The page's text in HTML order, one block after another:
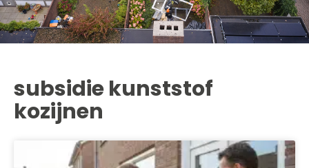
subsidie kunststof
kozijnen